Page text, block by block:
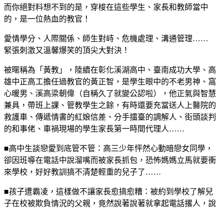
而你絕對料想不到的是，穿梭在這些學生、家長和教師當中
的，是一位熱血的教官！
愛情學分、人際關係、師生對峙、危機處理、溝通管理……
緊張刺激又溫馨爆笑的頂尖大對決！
被暱稱為「黃教」，陸續在彰化溪湖高中、臺南成功大學、高
雄中正高工擔任過教官的黃正智，是學生眼中的不老男神、窩
心暖男、溪高梁朝偉（自稱久了就變公認啦），他正氣與智慧
兼具，帶班上課、管教學生之餘，有時還要充當送人上醫院的
救護車、傳遞情書的紅娘信差、分手擂臺的調解人、街頭談判
的和事佬、車禍現場的學生家長第一時間代理人……
■高中生談戀愛到底管不管：高三少年怦然心動暗戀女同學，
卻因班導在電話中說溜嘴而被家長抓包，恐怖媽媽立馬就要衝
來學校，好好教訓搞不清楚輕重的兒子了……
■孩子遭霸凌，這樣做不讓家長愈搞愈糟：被約到學校了解兒
子在校被欺負情況的父親，竟然說著說著就拿起電話撂人，說